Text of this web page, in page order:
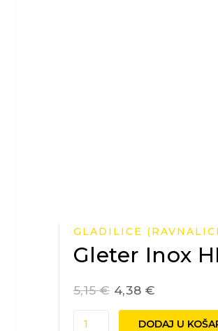
GLADILICE
Gleter Inox
5,15€ 4,38 €
DODAJ U